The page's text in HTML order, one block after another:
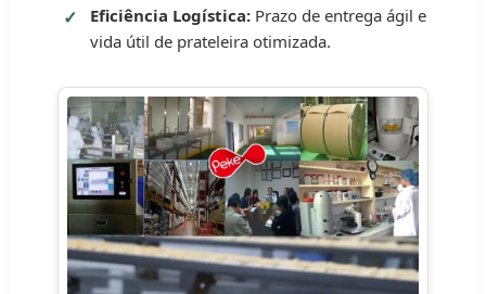
Eficiência Logística: Prazo de entrega ágil e
vida útil de prateleira otimizada.